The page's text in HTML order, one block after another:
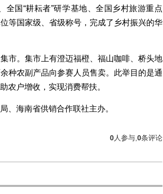
国“耕耘者”研学基地、全国乡村旅游重点
等国家级、省级称号，完成了乡村振兴的华
。集市上有澄迈福橙、福山咖啡、桥头地
种农副产品向参赛人员售卖。此举目的是通
农户增收，实现消费帮扶。
海南省供销合作联社主办。
0条评论
0人参与,